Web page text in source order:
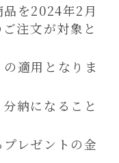
を2024年2月
注文が対象と
適用となりま
納になること
レゼントの金